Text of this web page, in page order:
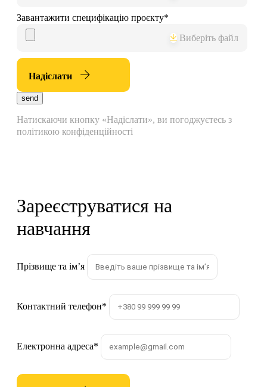
Завантажити специфікацію проєкту*
Виберіть файл
Надіслати
send
Натискаючи кнопку «Надіслати», ви погоджуєтесь з
політикою конфіденційності
Зареєструватися на
навчання
Прізвище та імʼя
Контактний телефон*
Електронна адреса*